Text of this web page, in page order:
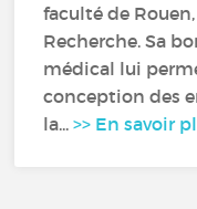
faculté de
Recherche. Sa
médical lui
conception des
la...>> En savoir